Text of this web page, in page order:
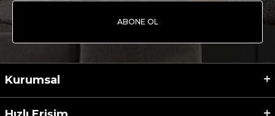
ABONE OL
Kurumsal